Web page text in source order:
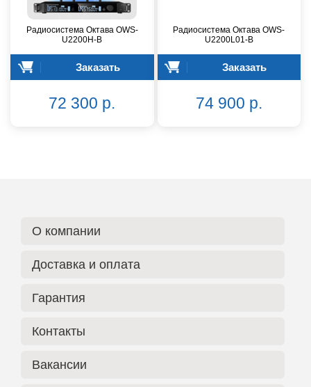
Радиосистема Октава OWS-
U2200H-B
Заказать
72 300 р.
Радиосистема Октава OWS-
U2200L01-B
Заказать
74 900 р.
О компании
Доставка и оплата
Гарантия
Контакты
Вакансии